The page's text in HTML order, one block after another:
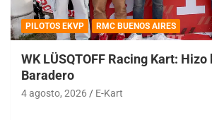
PILOTOS EKVP RMC BUENOS AIRES
WK LÜSQTOFF Racing Kart:
Baradero
4 agosto, 2026 E-Kart